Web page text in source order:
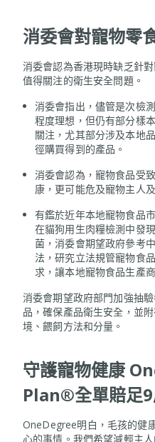
消委會對寵物零
消委會認為香港現時缺乏針
值得關注的衛生安全問題。
消委會指出，儘管是次檢
程度理想，但仍有部分樣
關注，尤其部分涉及本地
徑購買得到的產品。
消委會認為，寵物食品受
康，更可能危及寵物主人
有鑑於近年本地寵物食品
在貓狗用生肉糧檢測中發
菌，消委會期望政府參考
法，研究立法規管寵物食
求，讓本地寵物食品生產
消委會期望政府部門加強抽
品，確保產品衛生安全，並
境、餵飼方法和分量。
守護寵物健康
Plan®全單賠足
OneDegree明白，毛孩的健
心的事情。我們希望減輕主